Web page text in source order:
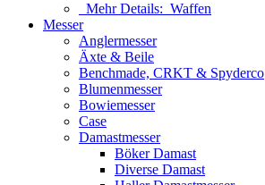
Mehr Details: Waffen
Messer
Anglermesser
Äxte & Beile
Benchmade, CRKT & Spyderco
Blumenmesser
Bowiemesser
Case
Damastmesser
Böker Damast
Diverse Damast